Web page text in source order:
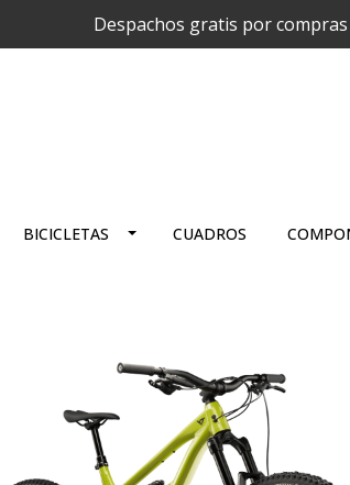
Despachos gratis por
BICICLETAS CUADROS